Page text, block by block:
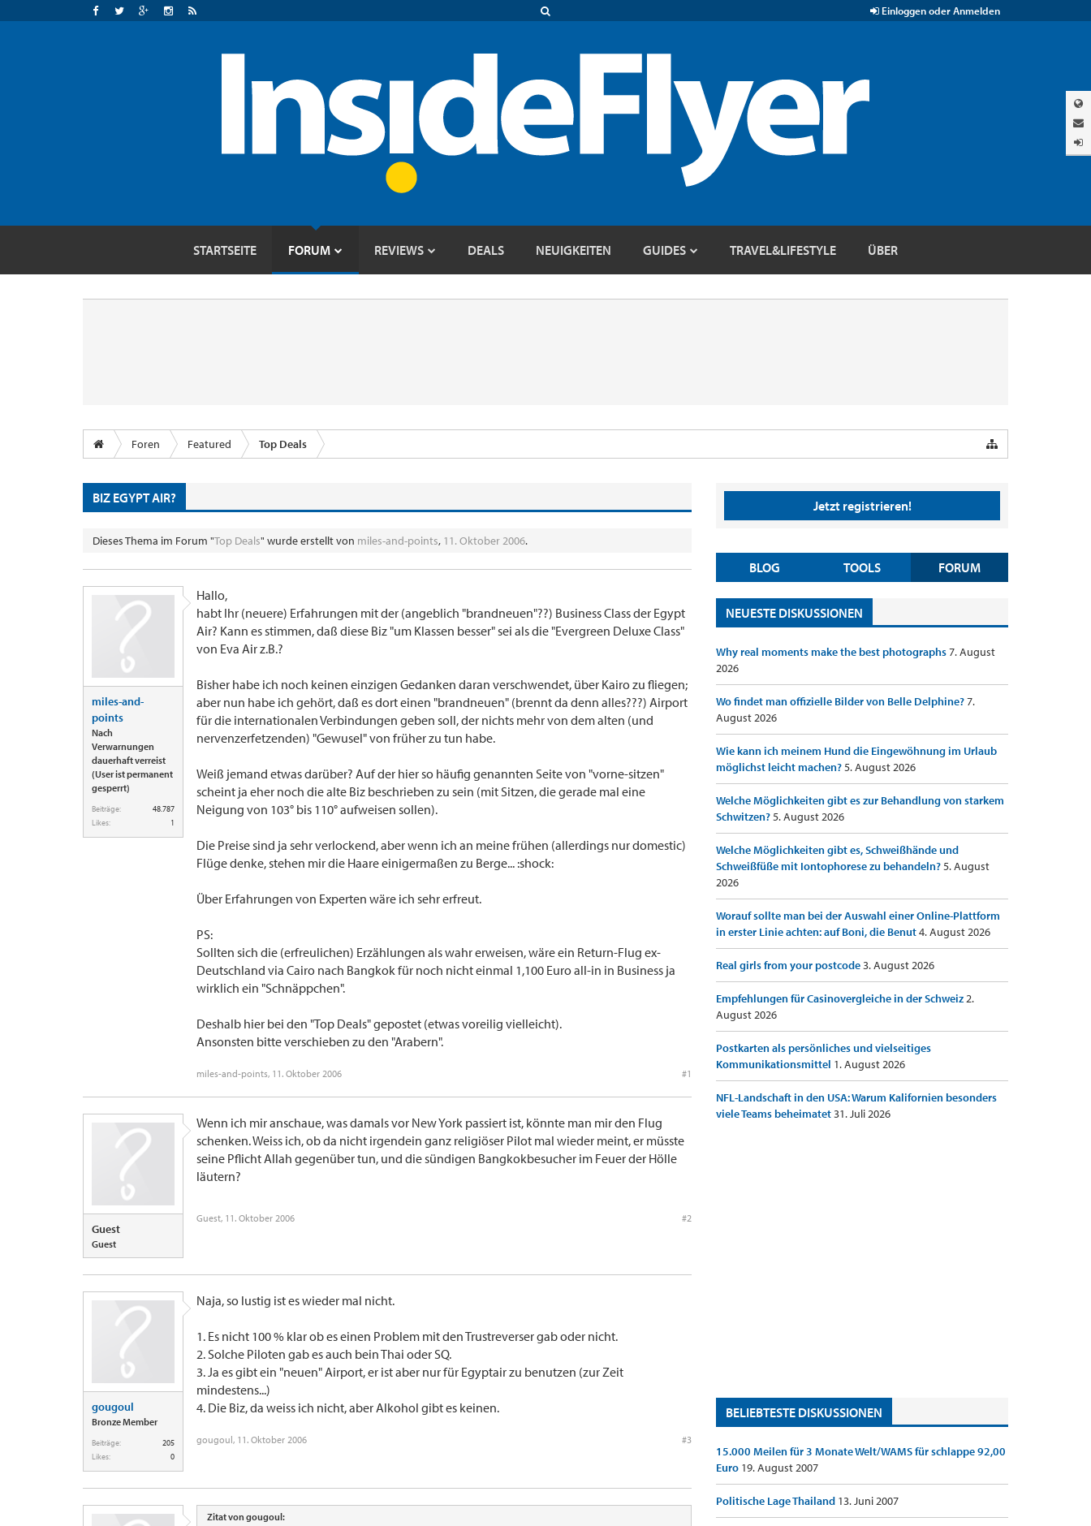
Einloggen oder Anmelden
STARTSEITE FORUM REVIEWS DEALS NEUIGKEITEN GUIDES TRAVEL&LIFESTYLE ÜBER
Foren Featured Top Deals
BIZ EGYPT AIR?
Dieses Thema im Forum "Top Deals" wurde erstellt von miles-and-points, 11. Oktober 2006.
miles-and-
points
Nach
Verwarnungen
dauerhaft verreist
(User ist permanent
gesperrt)
Beiträge:
48.787
Likes:
1
Hallo,
habt Ihr (neuere) Erfahrungen mit der (angeblich "brandneuen"??) Business Class der Egypt
Air? Kann es stimmen, daß diese Biz "um Klassen besser" sei als die "Evergreen Deluxe Class"
von Eva Air z.B.?
Bisher habe ich noch keinen einzigen Gedanken daran verschwendet, über Kairo zu fliegen;
aber nun habe ich gehört, daß es dort einen "brandneuen" (brennt da denn alles???) Airport
für die internationalen Verbindungen geben soll, der nichts mehr von dem alten (und
nervenzerfetzenden) "Gewusel" von früher zu tun habe.
Weiß jemand etwas darüber? Auf der hier so häufig genannten Seite von "vorne-sitzen"
scheint ja eher noch die alte Biz beschrieben zu sein (mit Sitzen, die gerade mal eine
Neigung von 103° bis 110° aufweisen sollen).
Die Preise sind ja sehr verlockend, aber wenn ich an meine frühen (allerdings nur domestic)
Flüge denke, stehen mir die Haare einigermaßen zu Berge... :shock:
Über Erfahrungen von Experten wäre ich sehr erfreut.
PS:
Sollten sich die (erfreulichen) Erzählungen als wahr erweisen, wäre ein Return-Flug ex-
Deutschland via Cairo nach Bangkok für noch nicht einmal 1,100 Euro all-in in Business ja
wirklich ein "Schnäppchen".
Deshalb hier bei den "Top Deals" gepostet (etwas voreilig vielleicht).
Ansonsten bitte verschieben zu den "Arabern".
miles-and-points, 11. Oktober 2006 #1
Guest
Guest
Wenn ich mir anschaue, was damals vor New York passiert ist, könnte man mir den Flug
schenken. Weiss ich, ob da nicht irgendein ganz religiöser Pilot mal wieder meint, er müsste
seine Pflicht Allah gegenüber tun, und die sündigen Bangkokbesucher im Feuer der Hölle
läutern?
Guest, 11. Oktober 2006 #2
gougoul
Bronze Member
Beiträge:
205
Likes:
0
Naja, so lustig ist es wieder mal nicht.
1. Es nicht 100 % klar ob es einen Problem mit den Trustreverser gab oder nicht.
2. Solche Piloten gab es auch bein Thai oder SQ.
3. Ja es gibt ein "neuen" Airport, er ist aber nur für Egyptair zu benutzen (zur Zeit
mindestens...)
4. Die Biz, da weiss ich nicht, aber Alkohol gibt es keinen.
gougoul, 11. Oktober 2006 #3
Zitat von gougoul:
Jetzt registrieren!
BLOG TOOLS FORUM
NEUESTE DISKUSSIONEN
Why real moments make the best photographs7. August
2026
Wo findet man offizielle Bilder von Belle Delphine?7.
August 2026
Wie kann ich meinem Hund die Eingewöhnung im Urlaub
möglichst leicht machen?5. August 2026
Welche Möglichkeiten gibt es zur Behandlung von starkem
Schwitzen?5. August 2026
Welche Möglichkeiten gibt es, Schweißhände und
Schweißfüße mit Iontophorese zu behandeln?5. August
2026
Worauf sollte man bei der Auswahl einer Online-Plattform
in erster Linie achten: auf Boni, die Benut4. August 2026
Real girls from your postcode3. August 2026
Empfehlungen für Casinovergleiche in der Schweiz2.
August 2026
Postkarten als persönliches und vielseitiges
Kommunikationsmittel 1. August 2026
NFL-Landschaft in den USA: Warum Kalifornien besonders
viele Teams beheimatet31. Juli 2026
BELIEBTESTE DISKUSSIONEN
15.000 Meilen für 3 Monate Welt/WAMS für schlappe 92,00
Euro 19. August 2007
Politische Lage Thailand 13. Juni 2007